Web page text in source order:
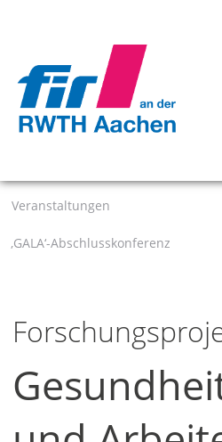
Veranstaltungen
‚GALA‘-Abschlusskonferenz